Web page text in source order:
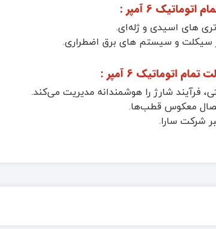
:
های اسیدی و ژله‌ای.
سیکلت و سیستم های برق اضطراری.
:
فرآیند شارژ را هوشمندانه مدیریت می‌کند.
معکوس قطب‌ها.
شرکت سارا.